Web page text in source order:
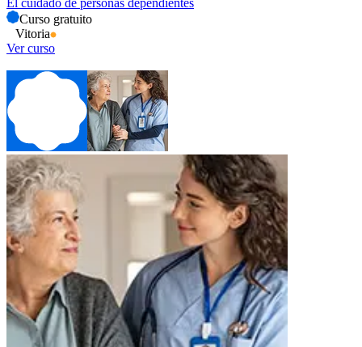
El cuidado de personas dependientes
Curso gratuito
Vitoria
Ver curso